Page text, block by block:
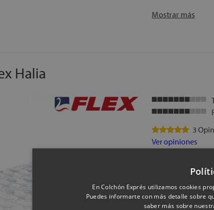
ASAS LATERALES:
Mostrar más
Halia
3
Ver opiniones
FIRMEZA: Media-
NÚCLEO: Bloque
soporte ergonómico.
En Colchón Exprés utilizamos cookies
Puedes informarte con más detalle sobre
saber más sobre